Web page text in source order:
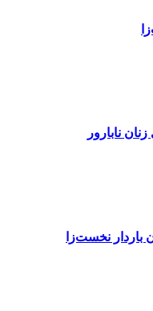
نابارور
باردار نخست‌زا